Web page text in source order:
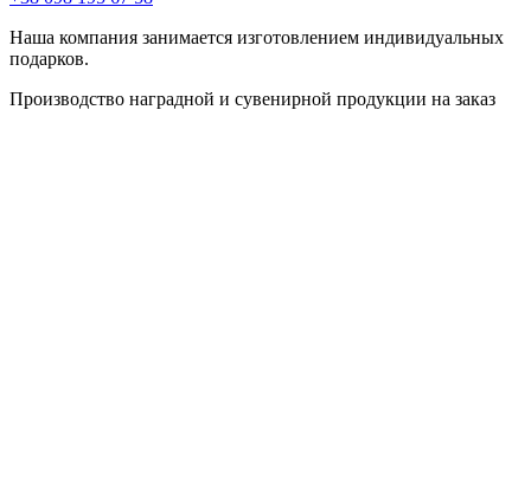
Наша компания занимается изготовлением индивидуальных
подарков.
Производство наградной и сувенирной продукции на заказ